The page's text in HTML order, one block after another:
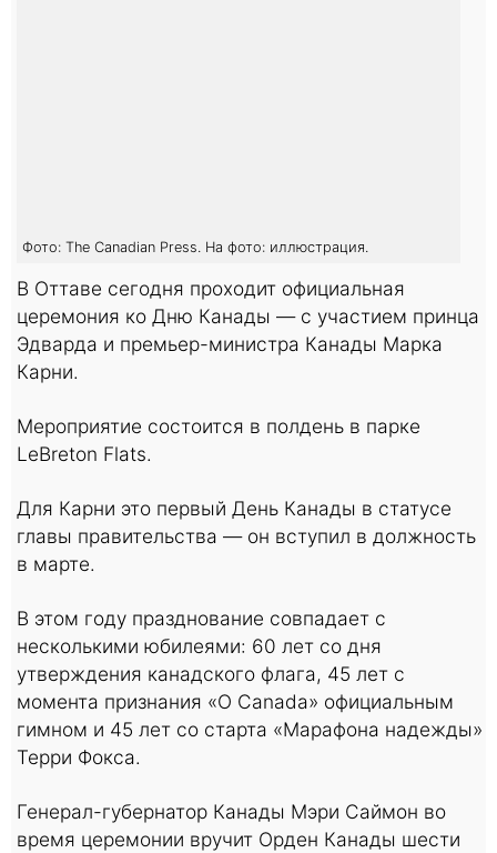
Фото: The Canadian Press. На фото: иллюстрация.
В Оттаве сегодня проходит официальная
церемония ко Дню Канады — с участием принца
Эдварда и премьер-министра Канады Марка
Карни.
Мероприятие состоится в полдень в парке
LeBreton Flats.
Для Карни это первый День Канады в статусе
главы правительства — он вступил в должность
в марте.
В этом году празднование совпадает с
несколькими юбилеями: 60 лет со дня
утверждения канадского флага, 45 лет с
момента признания «O Canada» официальным
гимном и 45 лет со старта «Марафона надежды»
Терри Фокса.
Генерал-губернатор Канады Мэри Саймон во
время церемонии вручит Орден Канады шести